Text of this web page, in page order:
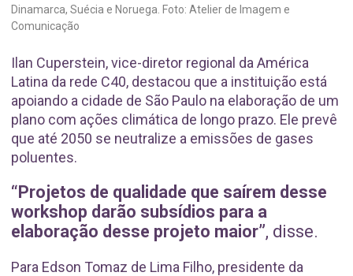
Dinamarca, Suécia e Noruega. Foto: Atelier de Imagem e
Comunicação
Ilan Cuperstein, vice-diretor regional da América
Latina da rede C40, destacou que a instituição está
apoiando a cidade de São Paulo na elaboração de um
plano com ações climática de longo prazo. Ele prevê
que até 2050 se neutralize a emissões de gases
poluentes.
“Projetos de qualidade que saírem desse
workshop darão subsídios para a
elaboração desse projeto maior”, disse.
Para Edson Tomaz de Lima Filho, presidente da